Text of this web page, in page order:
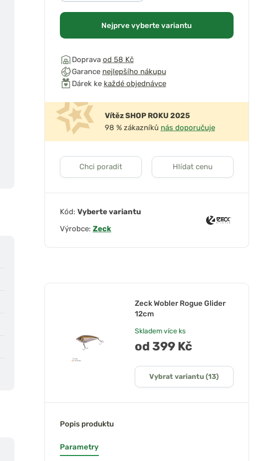
Nejprve vyberte variantu
Doprava od 58 Kč
Garance nejlepšího nákupu
Dárek ke každé objednávce
Vítěz SHOP ROKU 2025
98 % zákazníků nás doporučuje
Chci poradit Hlídat cenu
Kód: Vyberte variantu
Výrobce: Zeck
Zeck Wobler Rogue Glider
12cm
Sklademvíce ks
od 399 Kč
Vybrat variantu (13)
Popis produktu
Parametry